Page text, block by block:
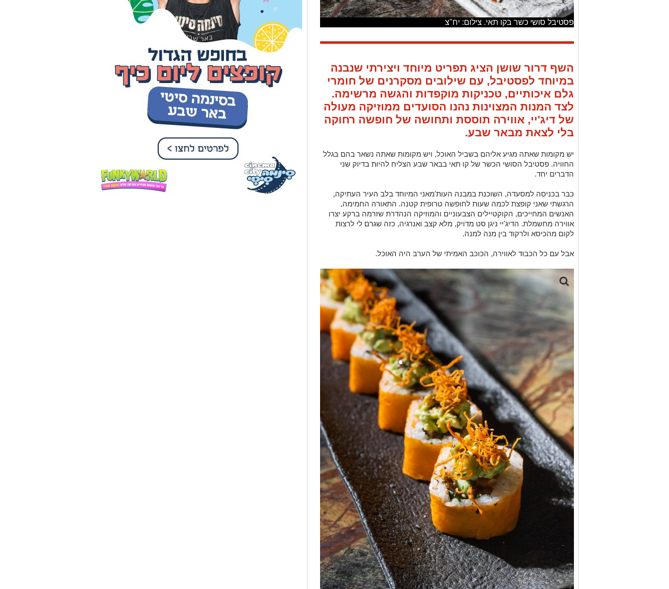
פסטיבל סושי כשר בקו תאי. צילום: יח"צ
השף דרור שושן הציג תפריט מיוחד ויצירתי שנבנה
במיוחד לפסטיבל, עם שילובים מסקרנים של חומרי
גלם איכותיים, טכניקות מוקפדות והגשה מרשימה.
לצד המנות המצוינות נהנו הסועדים ממוזיקה מעולה
של דיג'יי, אווירה תוססת ותחושה של חופשה רחוקה
בלי לצאת מבאר שבע.
יש מקומות שאתה מגיע אליהם בשביל האוכל, ויש מקומות שאתה נשאר בהם בגלל
החוויה. פסטיבל הסושי הכשר של קו תאי בבאר שבע הצליח להיות בדיוק שני
הדברים יחד.
כבר בכניסה למסעדה, השוכנת במבנה העות'מאני המיוחד בלב העיר העתיקה,
הרגשתי שאני קופצת לכמה שעות לחופשה טרופית קטנה. התאורה החמימה,
האנשים המחייכים, הקוקטיילים הצבעוניים והמוזיקה הנהדרת שזרמה ברקע יצרו
אווירה מחשמלת. הדיג'יי ניגן סט מדויק, מלא קצב ואנרגיה, כזה שגרם לי לרצות
לקום מהכיסא ולרקוד בין מנה למנה.
אבל עם כל הכבוד לאווירה, הכוכב האמיתי של הערב היה האוכל.